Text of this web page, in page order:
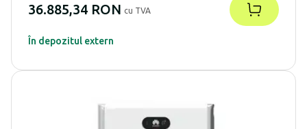
36.885,34 RON cu TVA
În depozitul extern